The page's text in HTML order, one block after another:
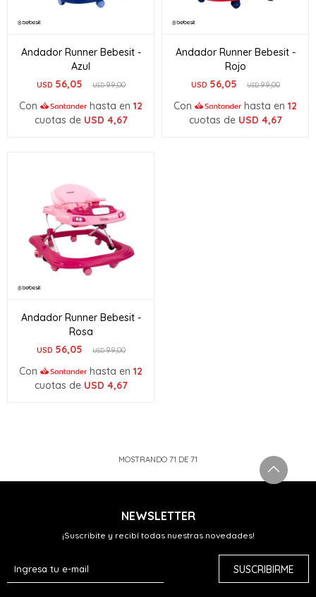
Andador Runner Bebesit -
Azul
USD 56,05 USD99,00
Con hasta en 12
cuotas de USD 4,67
Andador Runner Bebesit -
Rojo
USD 56,05 USD99,00
Con hasta en 12
cuotas de USD 4,67
Andador Runner Bebesit -
Rosa
USD 56,05 USD99,00
Con hasta en 12
cuotas de USD 4,67
MOSTRANDO 71 DE 71
NEWSLETTER
¡Suscribite y recibí todas nuestras novedades!
SUSCRIBIRME